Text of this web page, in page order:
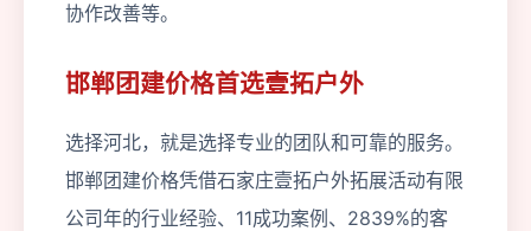
协作改善等。
邯郸团建价格首选壹拓户外
选择河北，就是选择专业的团队和可靠的服务。
邯郸团建价格凭借石家庄壹拓户外拓展活动有限
公司年的行业经验、11成功案例、2839%的客